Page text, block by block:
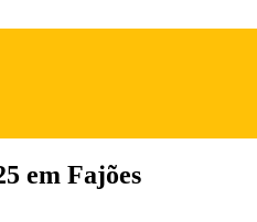
em Fajões